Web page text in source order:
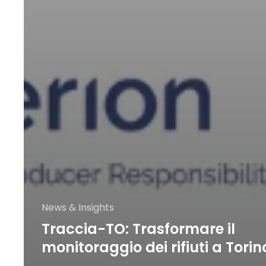
News & Insights
Traccia-TO: Trasformare il
monitoraggio dei rifiuti a